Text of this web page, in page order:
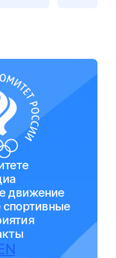
движение